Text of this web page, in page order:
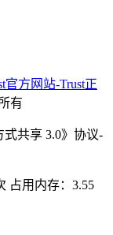
官方网站-Trust正
有
共享 3.0》协议-
占用内存：3.55